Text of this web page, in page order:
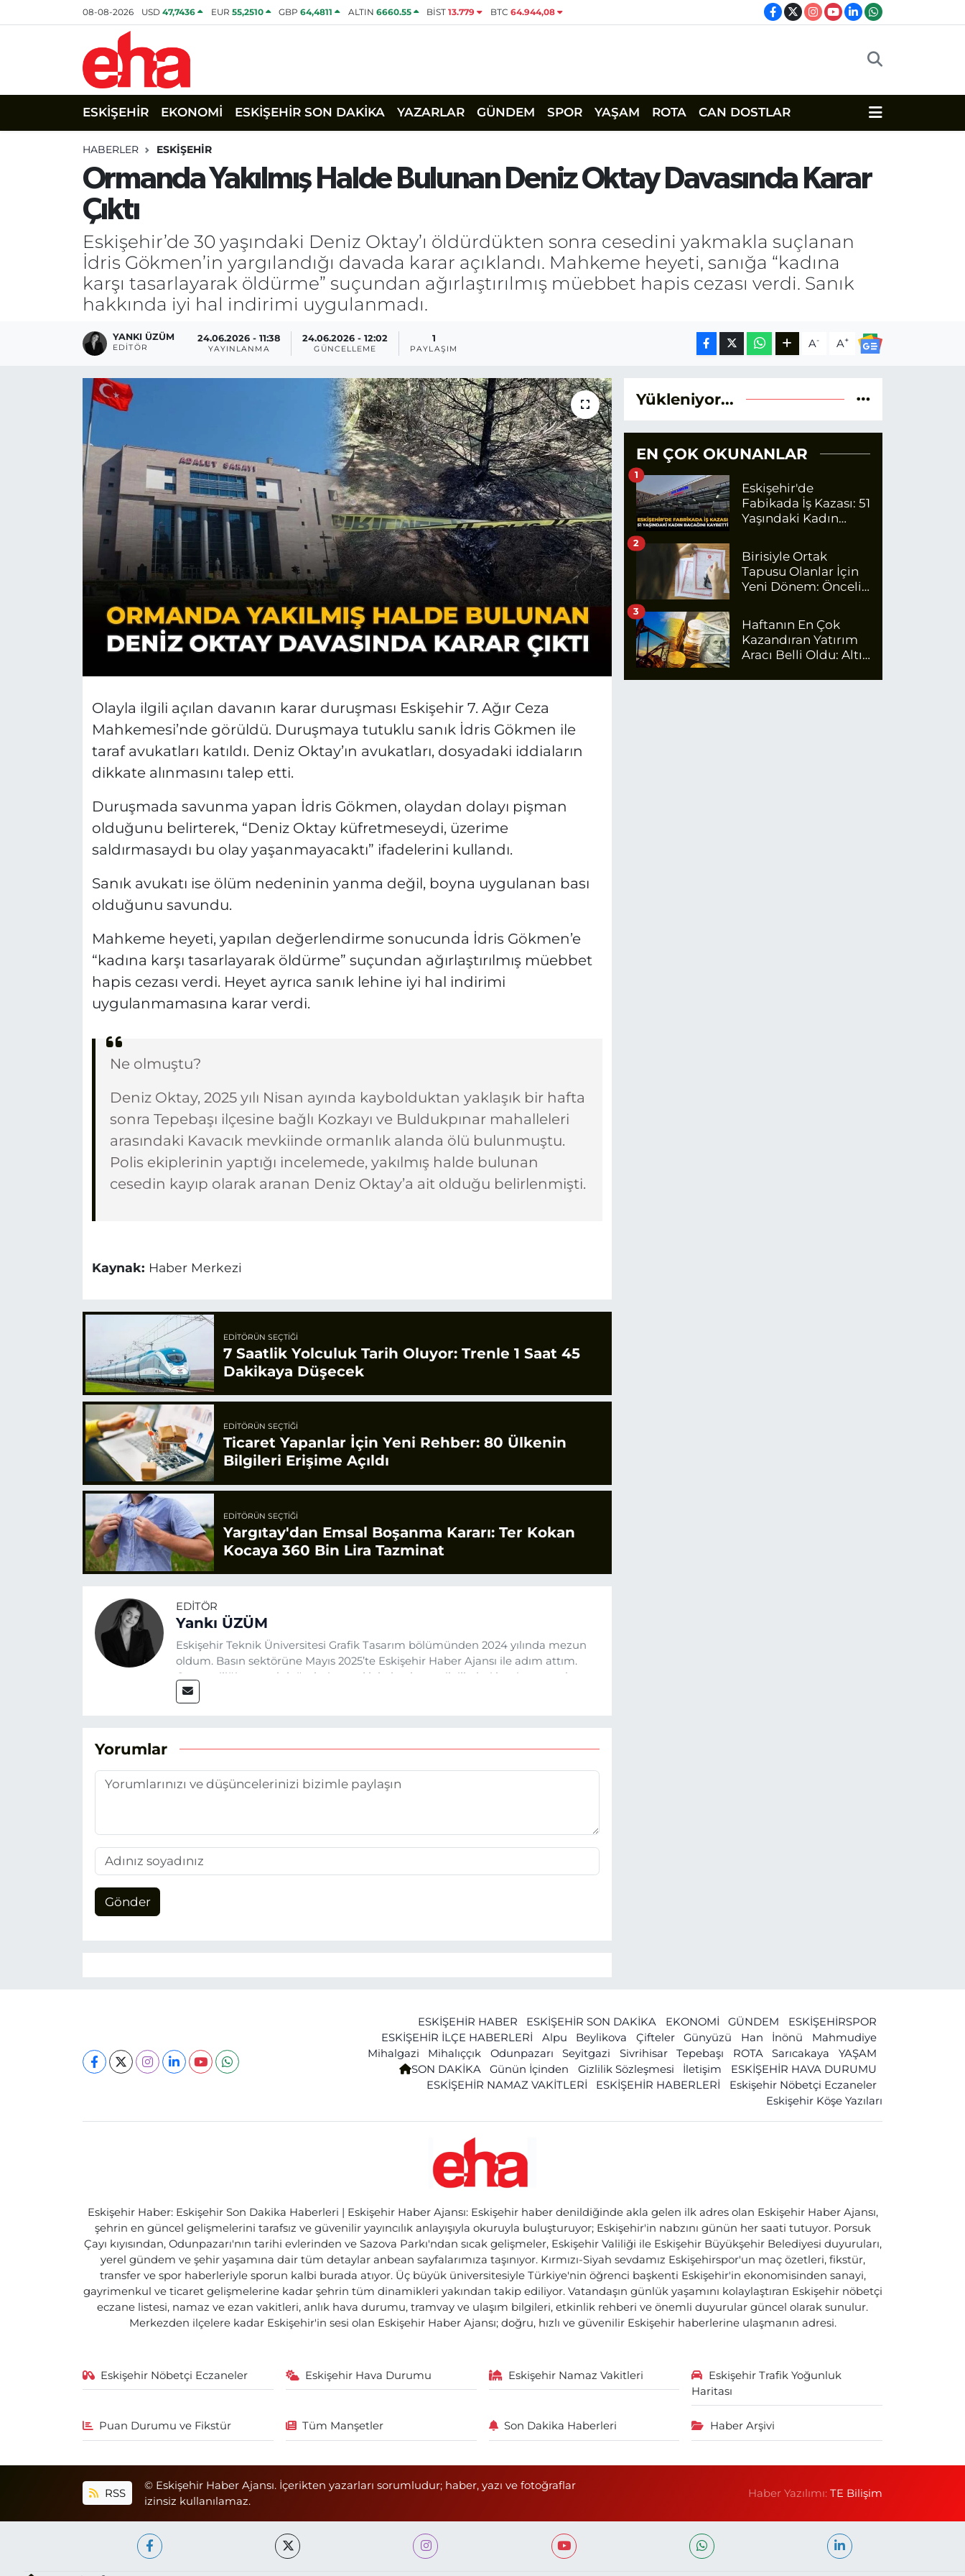
08-08-2026 USD47,7436 EUR 55,2510 GBP64,4811 ALTIN 6660.55 BİST13.779 BTC 64.944,08
ESKİŞEHİR EKONOMİ ESKİŞEHİR SON DAKİKA YAZARLAR GÜNDEM SPOR YAŞAM ROTA CAN DOSTLAR
HABERLER ESKİŞEHİR
Ormanda Yakılmış Halde Bulunan Deniz Oktay Davasında Karar
Çıktı
Eskişehir’de 30 yaşındaki Deniz Oktay’ı öldürdükten sonra cesedini yakmakla suçlanan
İdris Gökmen’in yargılandığı davada karar açıklandı. Mahkeme heyeti, sanığa “kadına
karşı tasarlayarak öldürme” suçundan ağırlaştırılmış müebbet hapis cezası verdi. Sanık
hakkında iyi hal indirimi uygulanmadı.
YANKI ÜZÜM
EDITÖR
24.06.2026 - 11:38
YAYINLANMA
24.06.2026 - 12:02
GÜNCELLEME
1
PAYLAŞIM A- A+
Olayla ilgili açılan davanın karar duruşması Eskişehir 7. Ağır Ceza
Mahkemesi’nde görüldü. Duruşmaya tutuklu sanık İdris Gökmen ile
taraf avukatları katıldı. Deniz Oktay’ın avukatları, dosyadaki iddiaların
dikkate alınmasını talep etti.
Duruşmada savunma yapan İdris Gökmen, olaydan dolayı pişman
olduğunu belirterek, “Deniz Oktay küfretmeseydi, üzerime
saldırmasaydı bu olay yaşanmayacaktı” ifadelerini kullandı.
Sanık avukatı ise ölüm nedeninin yanma değil, boyna uygulanan bası
olduğunu savundu.
Mahkeme heyeti, yapılan değerlendirme sonucunda İdris Gökmen’e
“kadına karşı tasarlayarak öldürme” suçundan ağırlaştırılmış müebbet
hapis cezası verdi. Heyet ayrıca sanık lehine iyi hal indirimi
uygulanmamasına karar verdi.
Ne olmuştu?
Deniz Oktay, 2025 yılı Nisan ayında kaybolduktan yaklaşık bir hafta
sonra Tepebaşı ilçesine bağlı Kozkayı ve Buldukpınar mahalleleri
arasındaki Kavacık mevkiinde ormanlık alanda ölü bulunmuştu.
Polis ekiplerinin yaptığı incelemede, yakılmış halde bulunan
cesedin kayıp olarak aranan Deniz Oktay’a ait olduğu belirlenmişti.
Kaynak: Haber Merkezi
EDITÖRÜN SEÇTIĞI
7 Saatlik Yolculuk Tarih Oluyor: Trenle 1 Saat 45
Dakikaya Düşecek
EDITÖRÜN SEÇTIĞI
Ticaret Yapanlar İçin Yeni Rehber: 80 Ülkenin
Bilgileri Erişime Açıldı
EDITÖRÜN SEÇTIĞI
Yargıtay'dan Emsal Boşanma Kararı: Ter Kokan
Kocaya 360 Bin Lira Tazminat
EDITÖR
Yankı ÜZÜM
Eskişehir Teknik Üniversitesi Grafik Tasarım bölümünden 2024 yılında mezun
oldum. Basın sektörüne Mayıs 2025’te Eskişehir Haber Ajansı ile adım attım.
Gazeteciliğin temel değerlerine sadık kalarak ve etik ilkeleri benimseyerek,
Eskişehir gündemini en doğru ve sıcak şekilde takipçilerimize aktarmayı
Yorumlar
Gönder
Yükleniyor...
EN ÇOK OKUNANLAR
Eskişehir'de
Fabikada İş Kazası: 51
Yaşındaki Kadın
1
Birisiyle Ortak
Tapusu Olanlar İçin
Yeni Dönem: Öncelik
Olacak
2
Haftanın En Çok
Kazandıran Yatırım
Aracı Belli Oldu: Altın
3
ESKİŞEHİR HABER ESKİŞEHİR SON DAKİKA EKONOMİ GÜNDEM
ESKİŞEHİRSPOR
ESKİŞEHİR İLÇE HABERLERİ
Alpu Beylikova Çifteler Günyüzü Han İnönü
Mahmudiye
Mihalgazi
Mihalıççık Odunpazarı Seyitgazi Sivrihisar Tepebaşı ROTA Sarıcakaya
YAŞAM
SON DAKİKA
Günün İçinden Gizlilik Sözleşmesi İletişim
ESKİŞEHİR HAVA DURUMU
ESKİŞEHİR NAMAZ VAKİTLERİ
ESKİŞEHİR HABERLERİ
Eskişehir Nöbetçi Eczaneler
Eskişehir Köşe Yazıları
Eskişehir Haber: Eskişehir Son Dakika Haberleri | Eskişehir Haber Ajansı: Eskişehir haber denildiğinde akla gelen ilk adres olan Eskişehir Haber Ajansı,
şehrin en güncel gelişmelerini tarafsız ve güvenilir yayıncılık anlayışıyla okuruyla buluşturuyor; Eskişehir'in nabzını günün her saati tutuyor. Porsuk
Çayı kıyısından, Odunpazarı'nın tarihi evlerinden ve Sazova Parkı'ndan sıcak gelişmeler, Eskişehir Valiliği ile Eskişehir Büyükşehir Belediyesi duyuruları,
yerel gündem ve şehir yaşamına dair tüm detaylar anbean sayfalarımıza taşınıyor. Kırmızı-Siyah sevdamız Eskişehirspor'un maç özetleri, fikstür,
transfer ve spor haberleriyle sporun kalbi burada atıyor. Üç büyük üniversitesiyle Türkiye'nin öğrenci başkenti Eskişehir'in ekonomisinden sanayi,
gayrimenkul ve ticaret gelişmelerine kadar şehrin tüm dinamikleri yakından takip ediliyor. Vatandaşın günlük yaşamını kolaylaştıran Eskişehir nöbetçi
eczane listesi, namaz ve ezan vakitleri, anlık hava durumu, tramvay ve ulaşım bilgileri, etkinlik rehberi ve önemli duyurular güncel olarak sunulur.
Merkezden ilçelere kadar Eskişehir'in sesi olan Eskişehir Haber Ajansı; doğru, hızlı ve güvenilir Eskişehir haberlerine ulaşmanın adresi.
Eskişehir Nöbetçi Eczaneler Eskişehir Hava Durumu Eskişehir Namaz Vakitleri
Eskişehir Trafik Yoğunluk
Haritası
Puan Durumu ve Fikstür Tüm Manşetler Son Dakika Haberleri Haber Arşivi
RSS
© Eskişehir Haber Ajansı. İçerikten yazarları sorumludur; haber, yazı ve fotoğraflar
izinsiz kullanılamaz.
Haber Yazılımı:TE Bilişim